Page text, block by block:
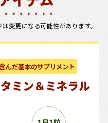
変更になる可能性があります。
んだ基本のサプリメント
ミン＆ミネラル